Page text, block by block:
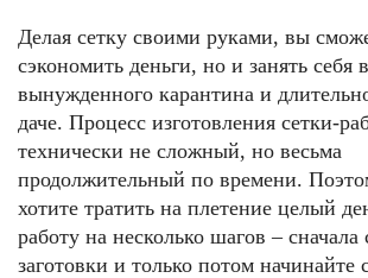
Делая сетку своими руками, вы
сэкономить деньги, но и занять себя
вынужденного карантина и
даче. Процесс изготовления сетки-
технически не сложный, но весьма
продолжительный по времени.
хотите тратить на плетение целый
работу на несколько шагов – сначала
заготовки и только потом начинайте